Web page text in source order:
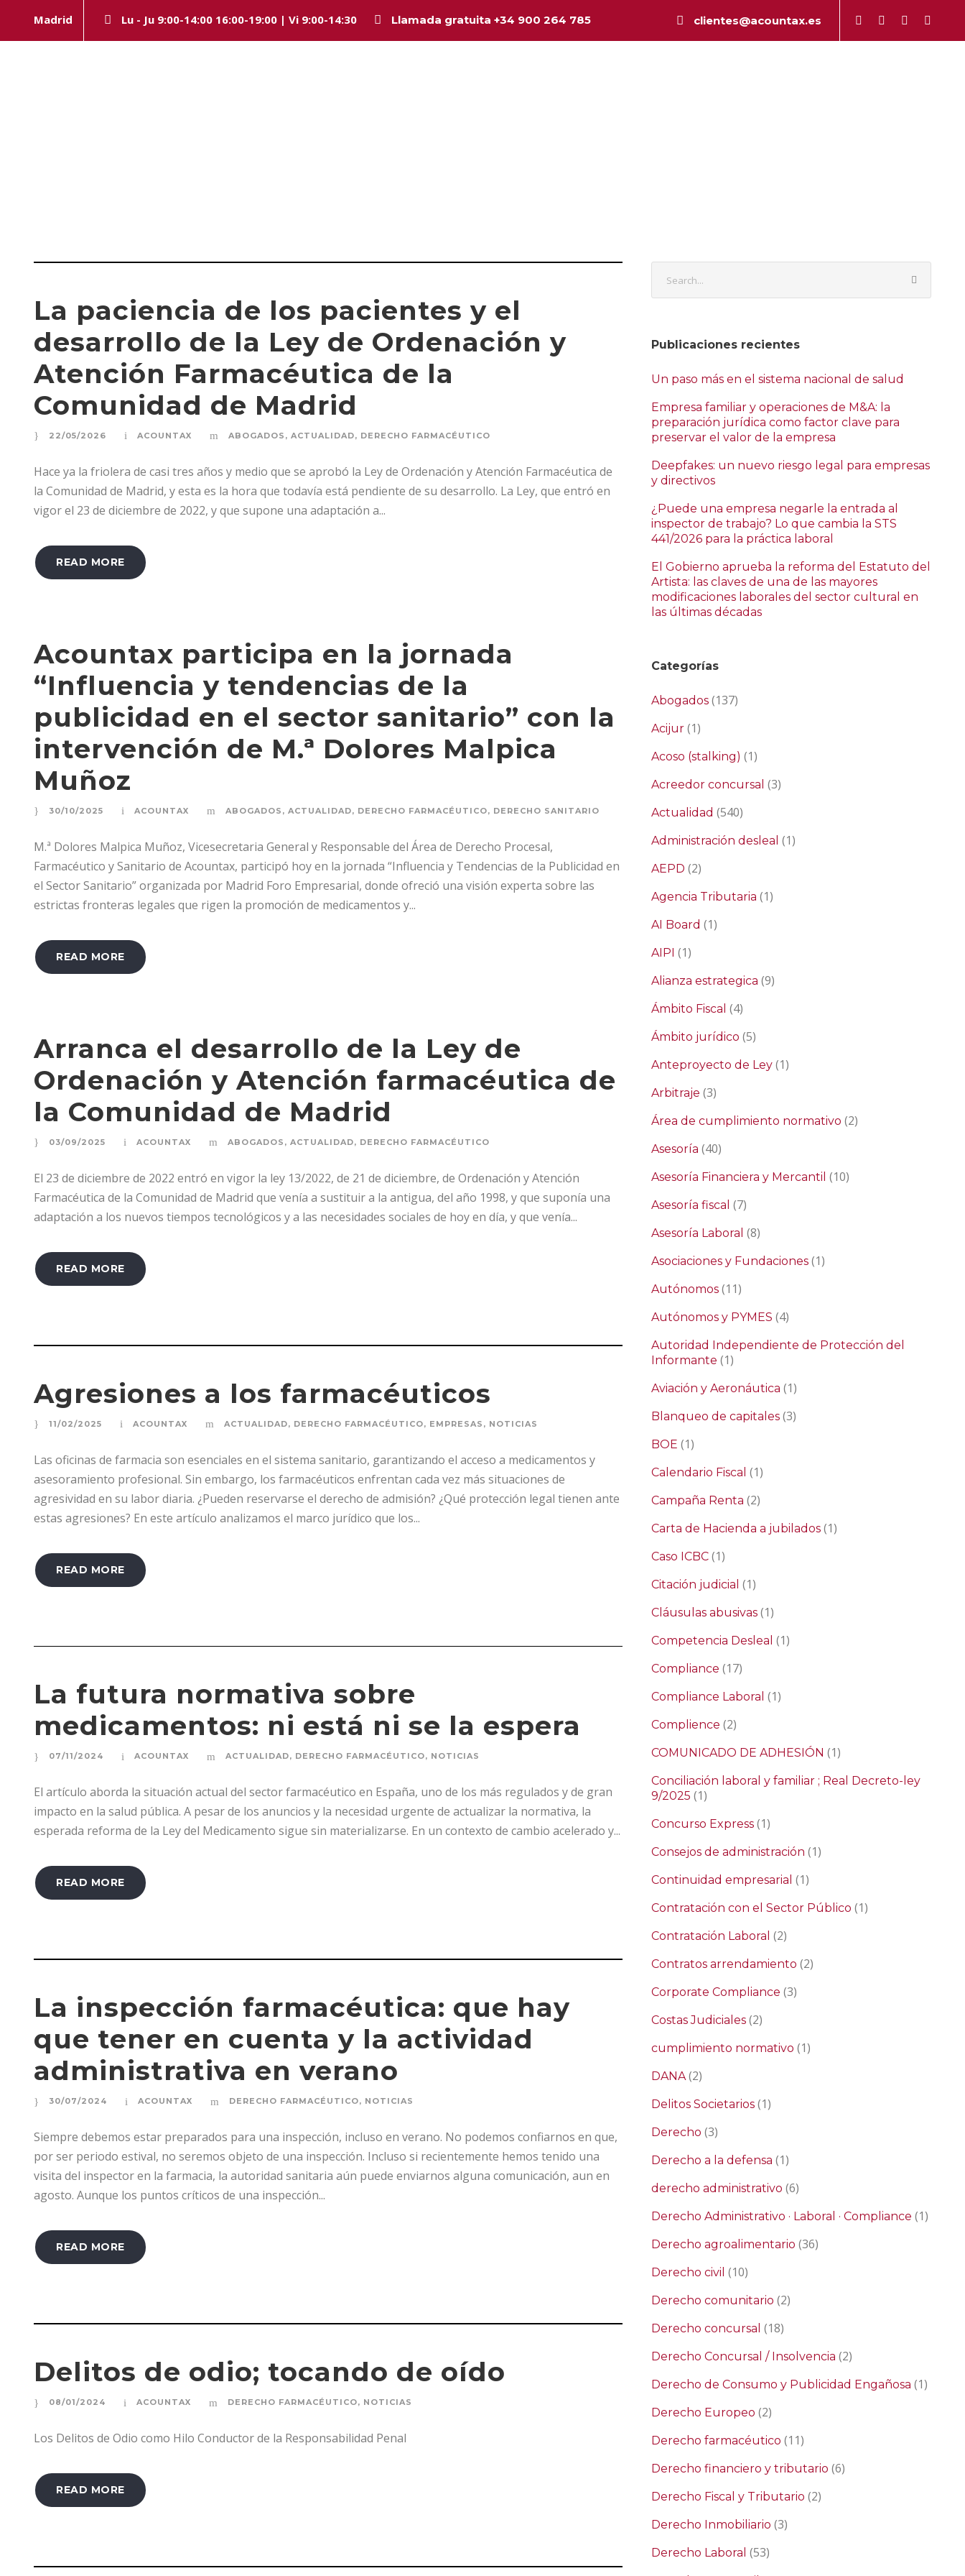
Madrid Lu - Ju 9:00-14:00 16:00-19:00 | Vi 9:00-14:30 Llamada gratuita +34 900 264 785 clientes@acountax.es
La paciencia de los pacientes y el
desarrollo de la Ley de Ordenación y
Atención Farmacéutica de la
Comunidad de Madrid
22/05/2026 ACOUNTAX ABOGADOS , ACTUALIDAD, DERECHO FARMACÉUTICO
Hace ya la friolera de casi tres años y medio que se aprobó la Ley de Ordenación y Atención Farmacéutica de
la Comunidad de Madrid, y esta es la hora que todavía está pendiente de su desarrollo. La Ley, que entró en
vigor el 23 de diciembre de 2022, y que supone una adaptación a...
READ MORE
Acountax participa en la jornada
“Influencia y tendencias de la
publicidad en el sector sanitario” con la
intervención de M.ª Dolores Malpica
Muñoz
30/10/2025 ACOUNTAX ABOGADOS , ACTUALIDAD, DERECHO FARMACÉUTICO, DERECHO SANITARIO
M.ª Dolores Malpica Muñoz, Vicesecretaria General y Responsable del Área de Derecho Procesal,
Farmacéutico y Sanitario de Acountax, participó hoy en la jornada “Influencia y Tendencias de la Publicidad en
el Sector Sanitario” organizada por Madrid Foro Empresarial, donde ofreció una visión experta sobre las
estrictas fronteras legales que rigen la promoción de medicamentos y...
READ MORE
Arranca el desarrollo de la Ley de
Ordenación y Atención farmacéutica de
la Comunidad de Madrid
03/09/2025 ACOUNTAX ABOGADOS , ACTUALIDAD, DERECHO FARMACÉUTICO
El 23 de diciembre de 2022 entró en vigor la ley 13/2022, de 21 de diciembre, de Ordenación y Atención
Farmacéutica de la Comunidad de Madrid que venía a sustituir a la antigua, del año 1998, y que suponía una
adaptación a los nuevos tiempos tecnológicos y a las necesidades sociales de hoy en día, y que venía...
READ MORE
Agresiones a los farmacéuticos
11/02/2025 ACOUNTAX ACTUALIDAD, DERECHO FARMACÉUTICO, EMPRESAS , NOTICIAS
Las oficinas de farmacia son esenciales en el sistema sanitario, garantizando el acceso a medicamentos y
asesoramiento profesional. Sin embargo, los farmacéuticos enfrentan cada vez más situaciones de
agresividad en su labor diaria. ¿Pueden reservarse el derecho de admisión? ¿Qué protección legal tienen ante
estas agresiones? En este artículo analizamos el marco jurídico que los...
READ MORE
La futura normativa sobre
medicamentos: ni está ni se la espera
07/11/2024 ACOUNTAX ACTUALIDAD, DERECHO FARMACÉUTICO, NOTICIAS
El artículo aborda la situación actual del sector farmacéutico en España, uno de los más regulados y de gran
impacto en la salud pública. A pesar de los anuncios y la necesidad urgente de actualizar la normativa, la
esperada reforma de la Ley del Medicamento sigue sin materializarse. En un contexto de cambio acelerado y...
READ MORE
La inspección farmacéutica: que hay
que tener en cuenta y la actividad
administrativa en verano
30/07/2024 ACOUNTAX DERECHO FARMACÉUTICO, NOTICIAS
Siempre debemos estar preparados para una inspección, incluso en verano. No podemos confiarnos en que,
por ser periodo estival, no seremos objeto de una inspección. Incluso si recientemente hemos tenido una
visita del inspector en la farmacia, la autoridad sanitaria aún puede enviarnos alguna comunicación, aun en
agosto. Aunque los puntos críticos de una inspección...
READ MORE
Delitos de odio; tocando de oído
08/01/2024 ACOUNTAX DERECHO FARMACÉUTICO, NOTICIAS
Los Delitos de Odio como Hilo Conductor de la Responsabilidad Penal
READ MORE
Publicaciones recientes
Un paso más en el sistema nacional de salud
Empresa familiar y operaciones de M&A: la
preparación jurídica como factor clave para
preservar el valor de la empresa
Deepfakes: un nuevo riesgo legal para empresas
y directivos
¿Puede una empresa negarle la entrada al
inspector de trabajo? Lo que cambia la STS
441/2026 para la práctica laboral
El Gobierno aprueba la reforma del Estatuto del
Artista: las claves de una de las mayores
modificaciones laborales del sector cultural en
las últimas décadas
Categorías
Abogados (137)
Acijur (1)
Acoso (stalking) (1)
Acreedor concursal (3)
Actualidad (540)
Administración desleal (1)
AEPD (2)
Agencia Tributaria (1)
AI Board (1)
AIPI (1)
Alianza estrategica (9)
Ámbito Fiscal (4)
Ámbito jurídico (5)
Anteproyecto de Ley (1)
Arbitraje (3)
Área de cumplimiento normativo (2)
Asesoría (40)
Asesoría Financiera y Mercantil (10)
Asesoría fiscal (7)
Asesoría Laboral (8)
Asociaciones y Fundaciones (1)
Autónomos (11)
Autónomos y PYMES (4)
Autoridad Independiente de Protección del
Informante (1)
Aviación y Aeronáutica (1)
Blanqueo de capitales (3)
BOE (1)
Calendario Fiscal (1)
Campaña Renta (2)
Carta de Hacienda a jubilados (1)
Caso ICBC (1)
Citación judicial (1)
Cláusulas abusivas (1)
Competencia Desleal (1)
Compliance (17)
Compliance Laboral (1)
Complience (2)
COMUNICADO DE ADHESIÓN (1)
Conciliación laboral y familiar ; Real Decreto-ley
9/2025 (1)
Concurso Express (1)
Consejos de administración (1)
Continuidad empresarial (1)
Contratación con el Sector Público (1)
Contratación Laboral (2)
Contratos arrendamiento (2)
Corporate Compliance (3)
Costas Judiciales (2)
cumplimiento normativo (1)
DANA(2)
Delitos Societarios (1)
Derecho (3)
Derecho a la defensa (1)
derecho administrativo (6)
Derecho Administrativo · Laboral · Compliance (1)
Derecho agroalimentario (36)
Derecho civil (10)
Derecho comunitario (2)
Derecho concursal (18)
Derecho Concursal / Insolvencia (2)
Derecho de Consumo y Publicidad Engañosa (1)
Derecho Europeo (2)
Derecho farmacéutico (11)
Derecho financiero y tributario (6)
Derecho Fiscal y Tributario (2)
Derecho Inmobiliario (3)
Derecho Laboral (53)